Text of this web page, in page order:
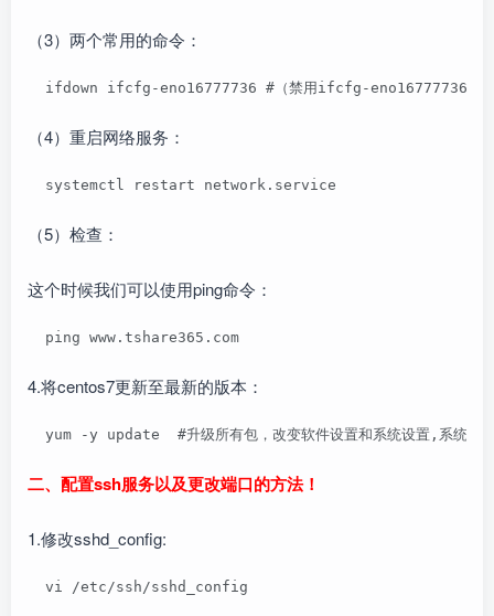
（3）两个常用的命令：
ifdown ifcfg-eno16777736 #（禁用ifcfg-eno16777736的
（4）重启网络服务：
  systemctl restart network.service
（5）检查：
这个时候我们可以使用ping命令：
  ping www.tshare365.com
4.将centos7更新至最新的版本：
yum -y update  #升级所有包，改变软件设置和系统设置,系统
二、配置ssh服务以及更改端口的方法！
1.修改sshd_config:
  vi /etc/ssh/sshd_config